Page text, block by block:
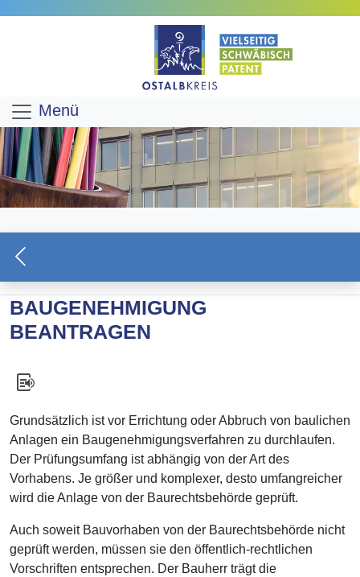
Menü
BAUGENEHMIGUNG
BEANTRAGEN
Grundsätzlich ist vor Errichtung oder Abbruch von baulichen
Anlagen ein Baugenehmigungsverfahren zu durchlaufen.
Der Prüfungsumfang ist abhängig von der Art des
Vorhabens. Je größer und komplexer, desto umfangreicher
wird die Anlage von der Baurechtsbehörde geprüft.
Auch soweit Bauvorhaben von der Baurechtsbehörde nicht
geprüft werden, müssen sie den öffentlich-rechtlichen
Vorschriften entsprechen. Der Bauherr trägt die